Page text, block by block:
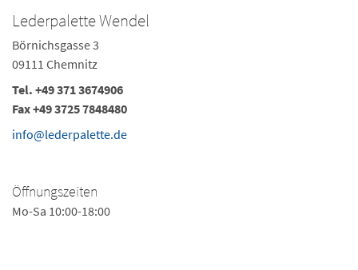
Lederpalette Wendel
Börnichsgasse 3
09111 Chemnitz
Tel. +49 371 3674906
Fax +49 3725 7848480
info@lederpalette.de
Öffnungszeiten
Mo-Sa 10:00-18:00